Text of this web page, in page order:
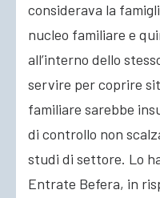
considerava la
nucleo familiare e
all’interno dello
servire per coprire
familiare sarebbe
di controllo non
studi di settore. Lo
Entrate Befera, in